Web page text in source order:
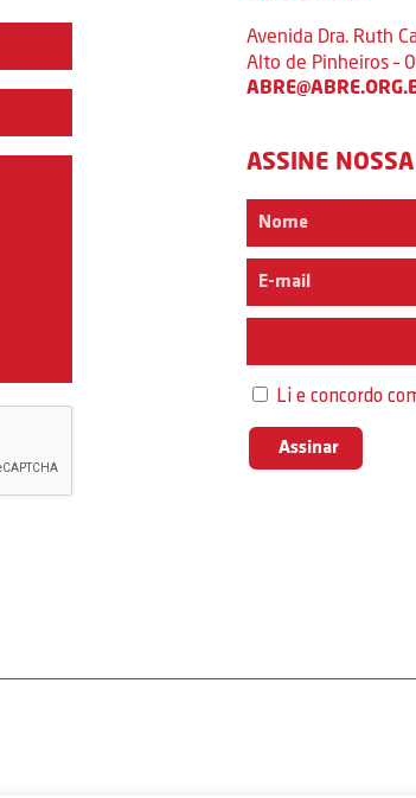
Avenida Dra. Ruth
Alto de Pinheiros –
ASSINE
Li e concordo